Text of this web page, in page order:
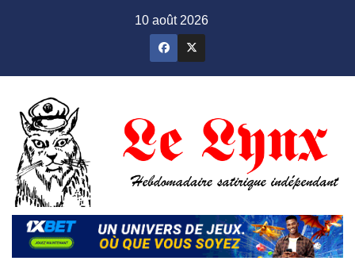
10 août 2026